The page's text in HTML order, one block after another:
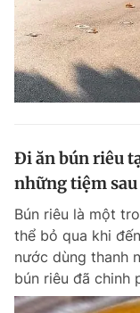
Đi ăn bún riêu
những tiệm sau
Bún riêu là một
thể bỏ qua khi
nước dùng thanh
bún riêu đã chinh